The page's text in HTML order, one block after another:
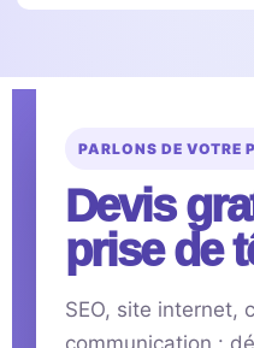
PARLONS DE VOTRE
Devis
prise de
SEO, site internet,